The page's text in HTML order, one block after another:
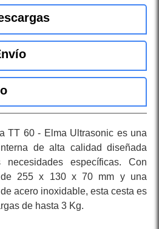
TT 60 - Elma Ultrasonic es una
de alta calidad diseñada
específicas. Con
de 255 x 130 x 70 mm y una
acero inoxidable, esta cesta es
de hasta 3 Kg.